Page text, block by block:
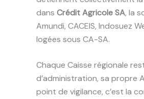
dans Crédit Agricole SA, la
Amundi, CACEIS, Indosuez
logées sous CA-SA.
Chaque Caisse régionale
d’administration, sa propre
point de vigilance, c’est la